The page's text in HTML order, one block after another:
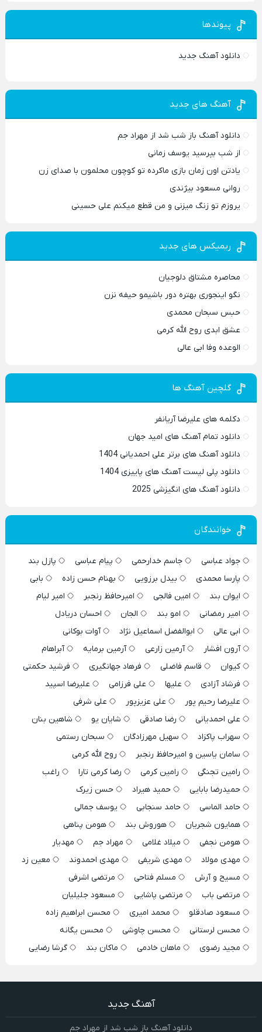
پیوندها
دانلود آهنگ جدید
آهنگ های جدید
دانلود آهنگ باز شب شد از مهراد جم
از شب بپرسید یوسف زمانی
یادتن اون زمان بازی ماکرده تو کوچون محلمون با صدای زن
روانی مسعود بیژندی
یروزم تو زنگ میزنی و من قطع میکنم علی حسینی
ریمیکس های جدید
محاصره مشتاق دلوجیان
نگو اینجوری بهتره دور باشیمو حیفه نزن
حبس سبحان محمدی
عشق ابدی روح الله کرمی
الوعده وفا ابی عالی
گلچین آهنگ ها
دکلمه های علیرضا آریانفر
دانلود تمام آهنگ های امید جهان
دانلود آهنگ های برتر علی احمدیانی 1404
دانلود پلی لیست آهنگ های پاییزی 1404
دانلود آهنگ های انگیزشی 2025
خوانندگان
جواد عباسی جاسم خدارحمی پیام عباسی
پازل بند
پارسا محمدی
بیدل برزویی بهنام حسن زاده
بابی
ایوان بند
امین فالجی امیرحافظ رنجبر
امیر لیام
امیر رمضانی
امو بند الجان
احسان دریادل
ابی عالی
ابوالفضل اسماعیل نژاد
آوات بوکانی
آرون افشار
آرمین زارعی آرمین برمایه
آبراهام
کیوان
قاسم فاضلی فرهاد جهانگیری
فرشید حکمتی
فرشاد آزادی
علیها علی فرزامی
علیرضا اسپید
علیرضا رحیم پور
علی عزیزپور
علی شرفی
علی احمدیانی
رضا صادقی شایان یو
شاهین بنان
سهراب پاکزاد
سهیل مهرزادگان
سبحان رستمی
سامان یاسین و امیرحافظ رنجبر
روح الله کرمی
رامین تجنگی
رامین کرمی رضا کرمی تارا
راغب
حمیدرضا بابایی
حمید هیراد
حسن زیرک
حامد الماسی
حامد سنجابی
یوسف جمالی
همایون شجریان
هوروش بند
هومن پناهی
هومن نجفی
میلاد غلامی مهراد جم
مهدیار
مهدی مولاد
مهدی شریفی مهدی احمدوند
معین زد
مسیح و آرش
مسلم فتاحی
مرتضی اشرفی
مرتضی باب
مرتضی پاشایی
مسعود جلیلیان
مسعود صادقلو
محمد امیری
محسن ابراهیم زاده
محسن لرستانی
محسن چاوشی
محسن یگانه
مجید رضوی
ماهان خادمی ماکان بند گرشا رضایی
آهنگ جدید
دانلود آهنگ باز شب شد از مهراد جم